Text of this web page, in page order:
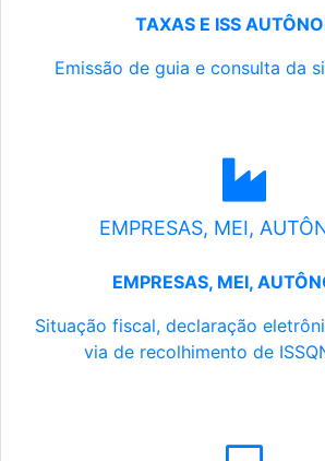
TAXAS E ISS
Emissão de guia e consulta da
EMPRESAS, MEI,
EMPRESAS, MEI,
Situação fiscal, declaração
via de recolhimento de